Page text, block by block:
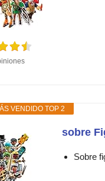
VENDIDO TOP 2
sobre
Sobre